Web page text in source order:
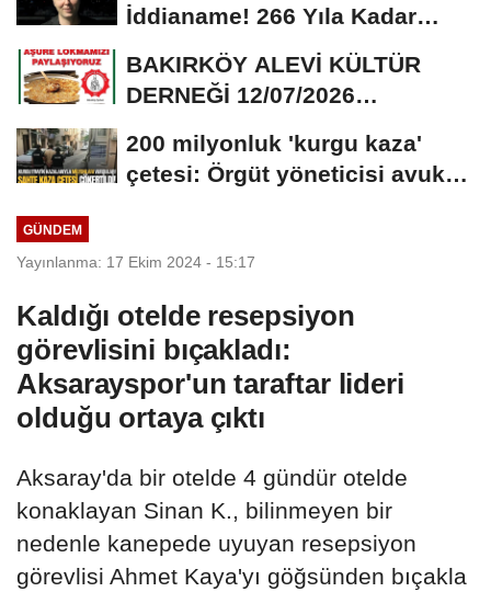
İddianame! 266 Yıla Kadar
Hapis Talebi
BAKIRKÖY ALEVİ KÜLTÜR
DERNEĞİ 12/07/2026
DAVETİNE...
200 milyonluk 'kurgu kaza'
çetesi: Örgüt yöneticisi avukat
GÜNDEM
Yayınlanma: 17 Ekim 2024 - 15:17
Kaldığı otelde resepsiyon
görevlisini bıçakladı:
Aksarayspor'un taraftar lideri
olduğu ortaya çıktı
Aksaray'da bir otelde 4 gündür otelde
konaklayan Sinan K., bilinmeyen bir
nedenle kanepede uyuyan resepsiyon
görevlisi Ahmet Kaya'yı göğsünden bıçakla